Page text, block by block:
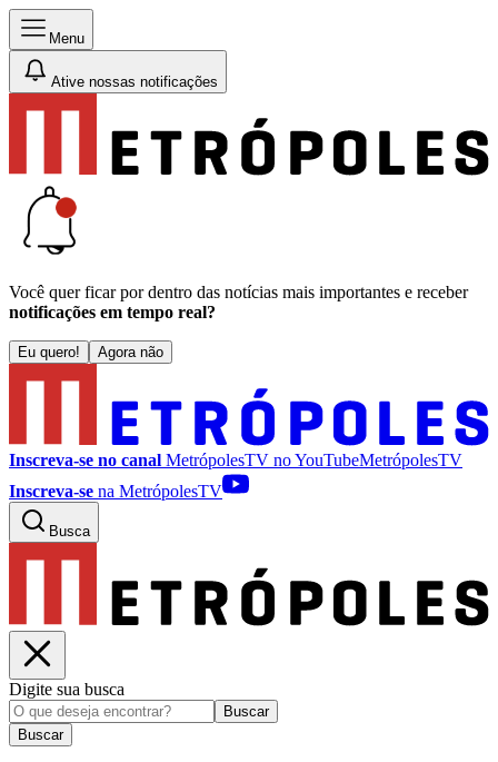
Menu
Ative nossas notificações
Você quer ficar por dentro das notícias mais importantes e receber
notificações em tempo real?
Eu quero! Agora não
Inscreva-se no canal MetrópolesTV noYouTubeMetrópolesTV
Inscreva-se na MetrópolesTV
Busca
Digite sua busca
Buscar
Buscar